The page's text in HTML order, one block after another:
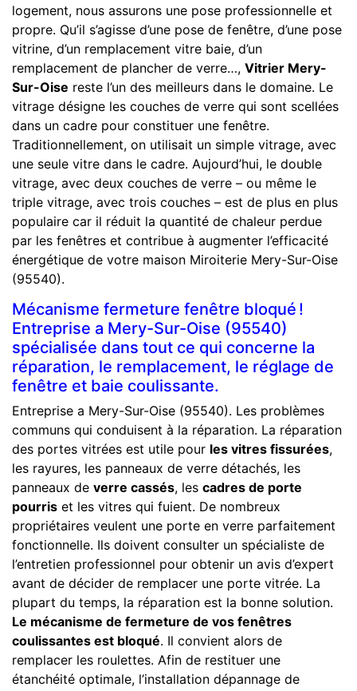
logement, nous assurons une pose professionnelle et
propre. Qu’il s’agisse d’une pose de fenêtre, d’une pose
vitrine, d’un remplacement vitre baie, d’un
remplacement de plancher de verre…, Vitrier Mery-
Sur-Oise reste l’un des meilleurs dans le domaine. Le
vitrage désigne les couches de verre qui sont scellées
dans un cadre pour constituer une fenêtre.
Traditionnellement, on utilisait un simple vitrage, avec
une seule vitre dans le cadre. Aujourd’hui, le double
vitrage, avec deux couches de verre – ou même le
triple vitrage, avec trois couches – est de plus en plus
populaire car il réduit la quantité de chaleur perdue
par les fenêtres et contribue à augmenter l’efficacité
énergétique de votre maison Miroiterie Mery-Sur-Oise
(95540).
Mécanisme fermeture fenêtre bloqué !
Entreprise a Mery-Sur-Oise (95540)
spécialisée dans tout ce qui concerne la
réparation, le remplacement, le réglage de
fenêtre et baie coulissante.
Entreprise a Mery-Sur-Oise (95540). Les problèmes
communs qui conduisent à la réparation. La réparation
des portes vitrées est utile pour les vitres fissurées,
les rayures, les panneaux de verre détachés, les
panneaux de verre cassés, les cadres de porte
pourris et les vitres qui fuient. De nombreux
propriétaires veulent une porte en verre parfaitement
fonctionnelle. Ils doivent consulter un spécialiste de
l’entretien professionnel pour obtenir un avis d’expert
avant de décider de remplacer une porte vitrée. La
plupart du temps, la réparation est la bonne solution.
Le mécanisme de fermeture de vos fenêtres
coulissantes est bloqué. Il convient alors de
remplacer les roulettes. Afin de restituer une
étanchéité optimale, l’installation dépannage de